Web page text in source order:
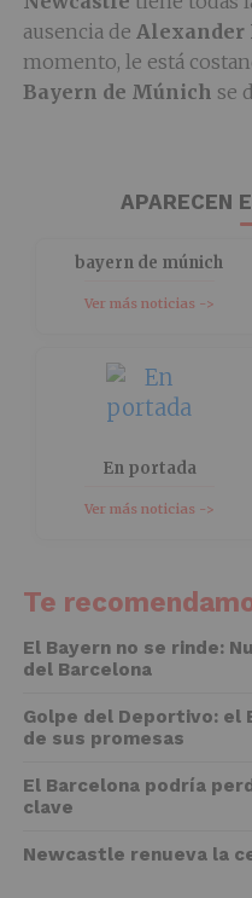
ausencia de Alexander
momento, le está
Bayern de Múnich se
APARECEN
bayern de múnich
Ver más noticias ->
En portada
Ver más noticias ->
Te
El Bayern no se rinde:
del Barcelona
Golpe del Deportivo: el
de sus promesas
El Barcelona podría
clave
Newcastle renueva la